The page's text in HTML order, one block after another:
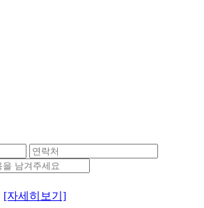
[자세히보기]